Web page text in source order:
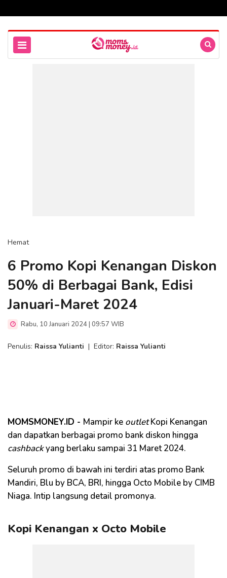
Hemat
6 Promo Kopi Kenangan Diskon
50% di Berbagai Bank, Edisi
Januari-Maret 2024
Rabu, 10 Januari 2024 | 09:57 WIB
Penulis: Raissa Yulianti | Editor: Raissa Yulianti
MOMSMONEY.ID - Mampir ke outletKopi Kenangan
dan dapatkan berbagai promo bank diskon hingga
cashbackyang berlaku sampai 31 Maret 2024.
Seluruh promo di bawah ini terdiri atas promo Bank
Mandiri, Blu by BCA, BRI, hingga Octo Mobile by CIMB
Niaga. Intip langsung detail promonya.
Kopi Kenangan x Octo Mobile